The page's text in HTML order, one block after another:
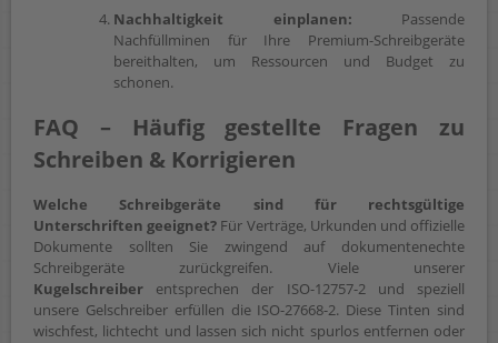
Nachhaltigkeit einplanen: Passende
Nachfüllminen für Ihre Premium-Schreibgeräte
bereithalten, um Ressourcen und Budget zu
schonen.
FAQ – Häufig gestellte Fragen zu
Schreiben & Korrigieren
Welche Schreibgeräte sind für rechtsgültige
Unterschriften geeignet? Für Verträge, Urkunden und offizielle
Dokumente sollten Sie zwingend auf dokumentenechte
Schreibgeräte zurückgreifen. Viele unserer
Kugelschreiber entsprechen der ISO-12757-2 und speziell
unsere Gelschreiber erfüllen die ISO-27668-2. Diese Tinten sind
wischfest, lichtecht und lassen sich nicht spurlos entfernen oder